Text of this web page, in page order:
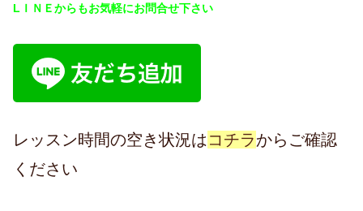
LＩＮＥからもお気軽にお問合せ下さい
レッスン時間の空き状況は コチラからご確認
ください